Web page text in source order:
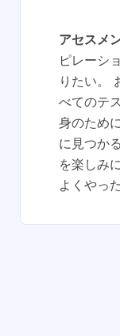
アセスメ
ピレーシ
りたい。
べてのテ
身のため
に見つか
を楽しみ
よくやっ